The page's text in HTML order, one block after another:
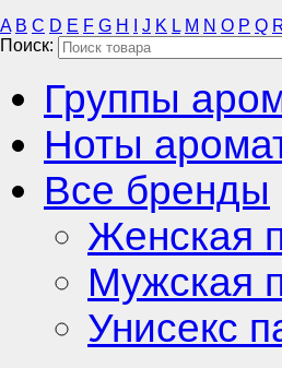
A B C D E F G H J K L M N O P Q
Поиск:
Группы
Ноты
Все бренды
Женская
Мужская
Унисекс